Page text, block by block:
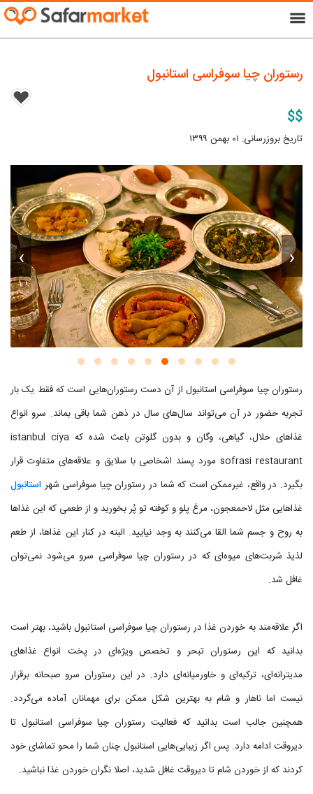
menu
رستوران چیا سوفراسی استانبول
$$
تاریخ بروزرسانی: ۰۱ بهمن ۱۳۹۹
‹
›
رستوران چیا سوفراسی استانبول از آن دست رستوران‌هایی است که فقط یک بار
تجربه حضور در آن می‌تواند سال‌های سال در ذهن شما باقی بماند. سرو انواع
غذاهای حلال، گیاهی، وگان و بدون گلوتن باعث شده که istanbul ciya
sofrasi restaurant مورد پسند اشخاصی با سلایق و علاقه‌های متفاوت قرار
بگیرد. در واقع، غیرممکن است که شما در رستوران چیا سوفراسی شهر استانبول
غذاهایی مثل لاحمعجون، مرغ پلو و کوفته تو پُر بخورید و از طعمی که این غذاها
به روح و جسم شما القا می‌کنند به وجد نیایید. البته در کنار این غذاها، از طعم
لذیذ شربت‌های میوه‌ای که در رستوران چیا سوفراسی سرو می‌شود نمی‌توان
غافل شد.
اگر علاقه‌مند به خوردن غذا در رستوران چیا سوفراسی استانبول باشید، بهتر است
بدانید که این رستوران تبحر و تخصص ویژه‌ای در پخت انواع غذاهای
مدیترانه‌ای، ترکیه‌ای و خاورمیانه‌ای دارد. در این رستوران سرو صبحانه برقرار
نیست اما ناهار و شام به بهترین شکل ممکن برای مهمانان آماده می‌گردد.
همچنین جالب است بدانید که فعالیت رستوران چیا سوفراسی استانبول تا
دیروقت ادامه دارد. پس اگر زیبایی‌هایی استانبول چنان شما را محو تماشای خود
کردند که از خوردن شام تا دیروقت غافل شدید، اصلا نگران خوردن غذا نباشید.